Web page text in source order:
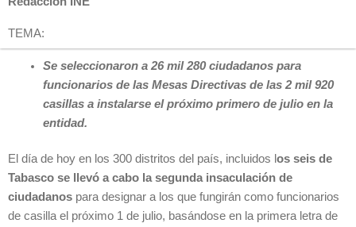
TEMA:
Se seleccionaron a 26 mil 280 ciudadanos para
funcionarios de las Mesas Directivas de las 2 mil 920
casillas a instalarse el próximo primero de julio en la
entidad.
El día de hoy en los 300 distritos del país, incluidos l os seis de
Tabasco se llevó a cabo la segunda insaculación de
ciudadanos para designar a los que fungirán como funcionarios
de casilla el próximo 1 de julio, basándose en la primera letra de